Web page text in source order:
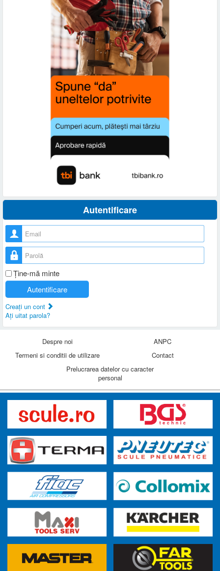
Autentificare
Nume utilizator
Parolă
Ţine-mă minte
Autentificare
Creaţi un cont
Aţi uitat parola?
Despre noi
ANPC
Termeni si conditii de utilizare
Contact
Prelucrarea datelor cu caracter
personal